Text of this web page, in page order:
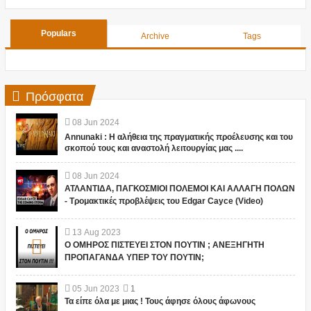
Populars Archive Tags
Πρόσφατα
08 Jun 2024
Annunaki : Η αλήθεια της πραγματικής προέλευσης και του
σκοπού τους και αναστολή λειτουργίας μας ....
08 Jun 2024
ΑΤΛΑΝΤΙΔΑ, ΠΑΓΚΟΣΜΙΟΙ ΠΟΛΕΜΟΙ ΚΑΙ ΑΛΛΑΓΗ ΠΟΛΩΝ
- Τρομακτικές προβλέψεις του Edgar Cayce (Video)
13 Aug 2023
Ο ΟΜΗΡΟΣ ΠΙΣΤΕΥΕΙ ΣΤΟΝ ΠΟΥΤΙΝ ; ΑΝΕΞΗΓΗΤΗ
ΠΡΟΠΑΓΑΝΔΑ ΥΠΕΡ ΤΟΥ ΠΟΥΤΙΝ;
05 Jun 2023
1
Τα είπε όλα με μιας ! Τους άφησε όλους άφωνους